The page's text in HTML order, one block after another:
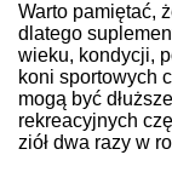
Warto pamiętać,
dlatego
wieku, kondycji,
koni sportowych
mogą być
rekreacyjnych
ziół dwa razy w